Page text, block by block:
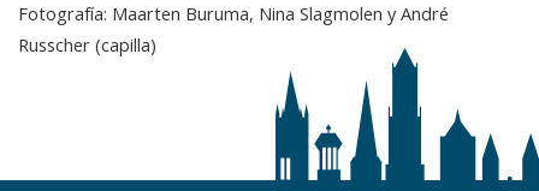
Fotografía: Maarten Buruma, Nina Slagmolen y André
Russcher (capilla)